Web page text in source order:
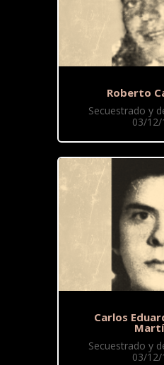
Roberto
Secuestrado y
03/12/
Carlos
Secuestrado y
03/12/